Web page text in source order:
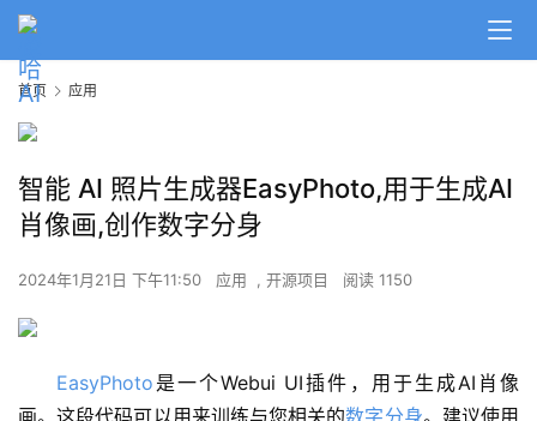
首页 应用
智能 AI 照片生成器EasyPhoto,用于生成AI
肖像画,创作数字分身
2024年1月21日 下午11:50 应用 , 开源项目 阅读 1150
EasyPhoto 是一个Webui UI插件，用于生成AI肖像